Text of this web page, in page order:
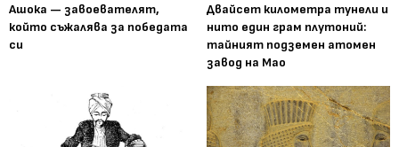
Ашока — завоевателят,
който съжалява за победата
си
Двайсет километра тунели и
нито един грам плутоний:
тайният подземен атомен
завод на Мао